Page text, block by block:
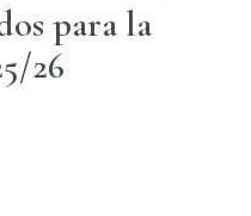
para la
26